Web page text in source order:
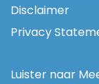
Disclaimer
Privacy
Luister naar